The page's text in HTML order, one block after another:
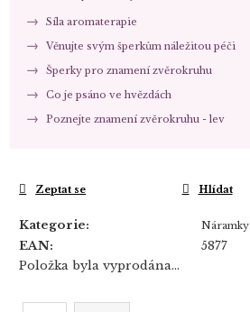
Síla aromaterapie
Věnujte svým šperkům náležitou péči
Šperky pro znamení zvěrokruhu
Co je psáno ve hvězdách
Poznejte znamení zvěrokruhu - lev
Kategorie: Náramky
EAN:
5877
Položka byla vyprodána…
Zeptat se Hlídat